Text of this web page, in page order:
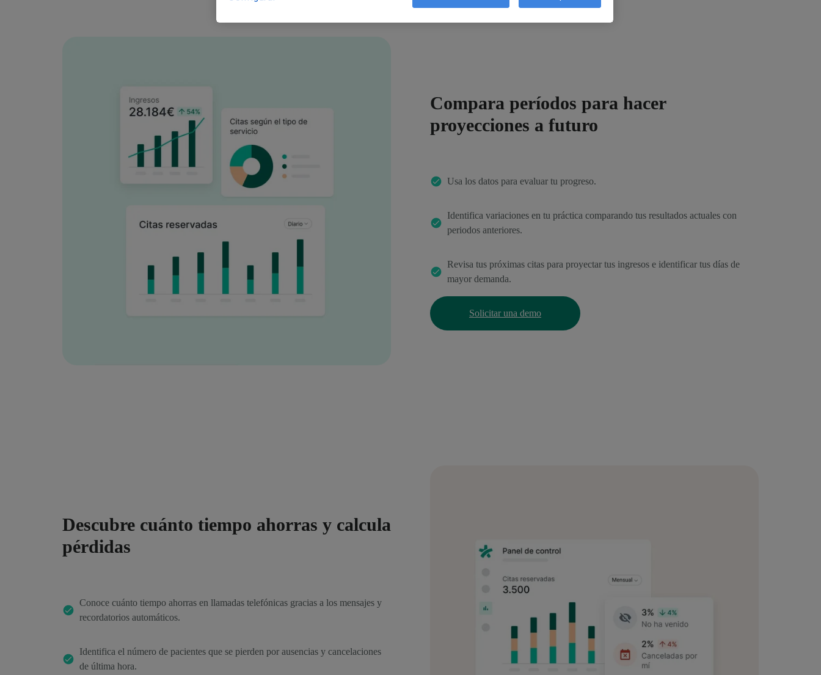
Compara períodos para hacer
proyecciones a futuro
Usa los datos para evaluar tu progreso.
Identifica variaciones en tu práctica comparando tus resultados actuales con
periodos anteriores.
Revisa tus próximas citas para proyectar tus ingresos e identificar tus días de
mayor demanda.
Solicitar una demo
Descubre cuánto tiempo ahorras y calcula
pérdidas
Conoce cuánto tiempo ahorras en llamadas telefónicas gracias a los mensajes y
recordatorios automáticos.
Identifica el número de pacientes que se pierden por ausencias y cancelaciones
de última hora.